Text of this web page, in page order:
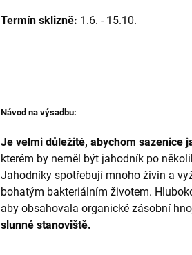
Termín sklizně: 1.6. - 15.10.
Návod na výsadbu:
Je velmi důležité, abychom sazenice
kterém by neměl být jahodník po
Jahodníky spotřebují mnoho živin a
bohatým bakteriálním životem.
aby obsahovala organické zásobní
slunné stanoviště.